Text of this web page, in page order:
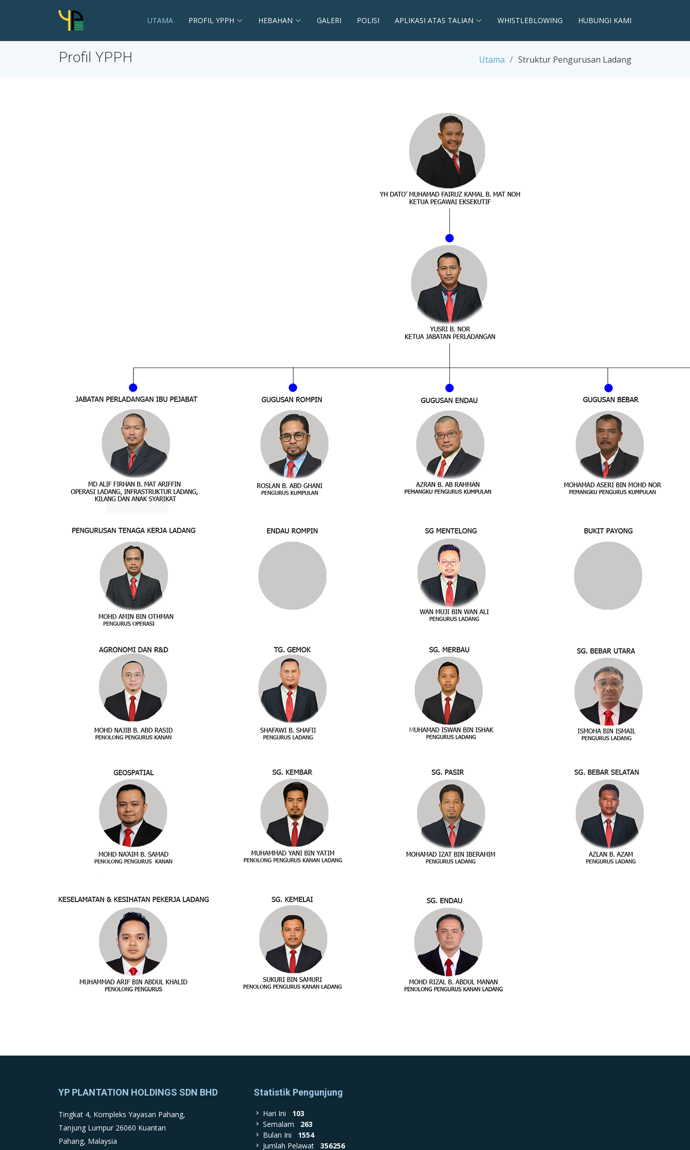
UTAMA PROFIL YPPH HEBAHAN GALERI POLISI APLIKASI ATAS TALIAN WHISTLEBLOWING HUBUNGI KAMI
Profil YPPH Utama Struktur Pengurusan Ladang
YP PLANTATION HOLDINGS SDN BHD
Tingkat 4, Kompleks Yayasan Pahang,
Tanjung Lumpur 26060 Kuantan
Pahang, Malaysia
Statistik Pengunjung
Hari Ini 103
Semalam 263
Bulan Ini 1554
Jumlah Pelawat 356256